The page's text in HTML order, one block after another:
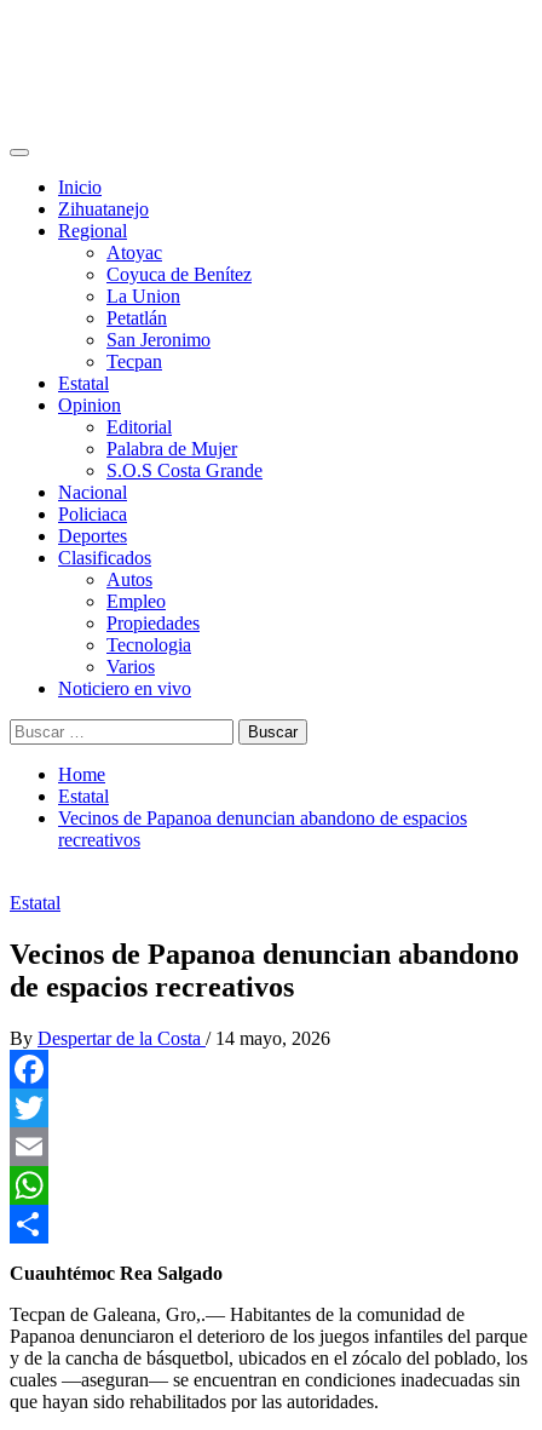
Primary
Inicio
Zihuatanejo
Regional
Atoyac
Coyuca de Benítez
La Union
Petatlán
San Jeronimo
Tecpan
Estatal
Opinion
Editorial
Palabra de Mujer
S.O.S Costa Grande
Nacional
Policiaca
Deportes
Clasificados
Autos
Empleo
Propiedades
Tecnologia
Varios
Noticiero en vivo
Buscar:
Home
Estatal
Vecinos de Papanoa denuncian abandono de espacios
recreativos
Estatal
Vecinos de Papanoa denuncian abandono
de espacios recreativos
By Despertar de la Costa / 14 mayo, 2026
Facebook
Twitter
Email
WhatsApp
Compartir
Cuauhtémoc Rea Salgado
Tecpan de Galeana, Gro,.— Habitantes de la comunidad de
Papanoa denunciaron el deterioro de los juegos infantiles del parque
y de la cancha de básquetbol, ubicados en el zócalo del poblado, los
cuales —aseguran— se encuentran en condiciones inadecuadas sin
que hayan sido rehabilitados por las autoridades.